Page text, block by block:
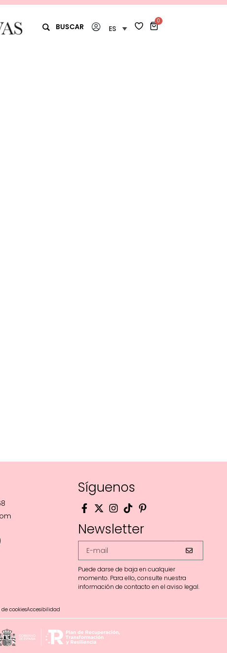
BUSCAR ES
0
Síguenos
Newsletter
Puede darse de baja en cualquier
momento. Para ello, consulte nuestra
información de contacto en el aviso legal.
cookiesAccesibilidad